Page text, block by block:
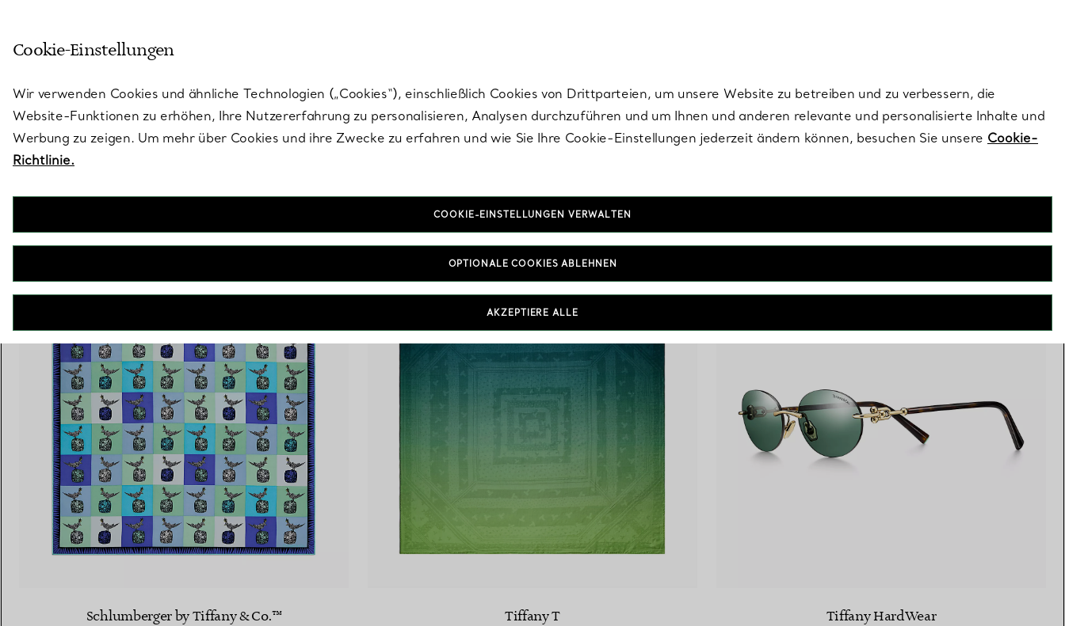
Eheringe für Damen Eheringe für Herren Partnerringe Elsa Peretti®
Tipps zur Auswahl eines
Eherings
Vereinbaren Sie IhrenTermin mit einem Tiffany-Diamantenexperten.
Grün Accessoires
Schlumberger by Tiffany & Co.™ Tiffany T
Neu
Tiffany HardWear
Cookie-Einstellungen
Wir verwenden Cookies und ähnliche Technologien („Cookies“), einschließlich Cookies von Drittparteien, um unsere Website zu betreiben und zu verbessern, die
Website-Funktionen zu erhöhen, Ihre Nutzererfahrung zu personalisieren, Analysen durchzuführen und um Ihnen und anderen relevante und personalisierte Inhalte und
Werbung zu zeigen. Um mehr über Cookies und ihre Zwecke zu erfahren und wie Sie Ihre Cookie-Einstellungen jederzeit ändern können, besuchen Sie unsere Cookie-
Richtlinie.
COOKIE-EINSTELLUNGEN VERWALTEN
OPTIONALE COOKIES ABLEHNEN
AKZEPTIERE ALLE